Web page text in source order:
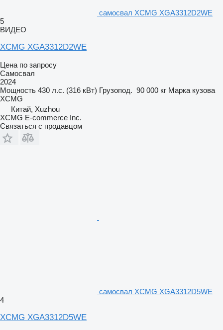
самосвал XCMG XGA3312D2WE
5
ВИДЕО
XCMG XGA3312D2WE
Цена по запросу
Самосвал
2024
Мощность 430 л.с. (316 кВт) Грузопод. 90 000 кг Марка кузова
XCMG
Китай, Xuzhou
XCMG E-commerce Inc.
Связаться с продавцом
самосвал XCMG XGA3312D5WE
4
XCMG XGA3312D5WE